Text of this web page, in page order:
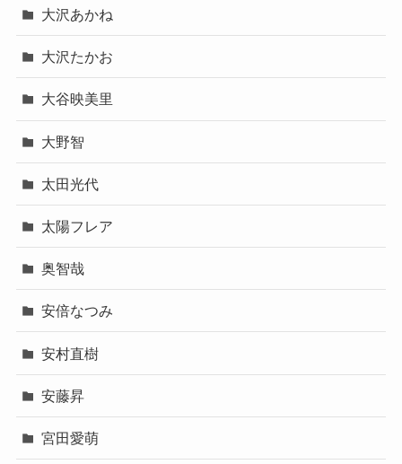
大沢あかね
大沢たかお
大谷映美里
大野智
太田光代
太陽フレア
奥智哉
安倍なつみ
安村直樹
安藤昇
宮田愛萌